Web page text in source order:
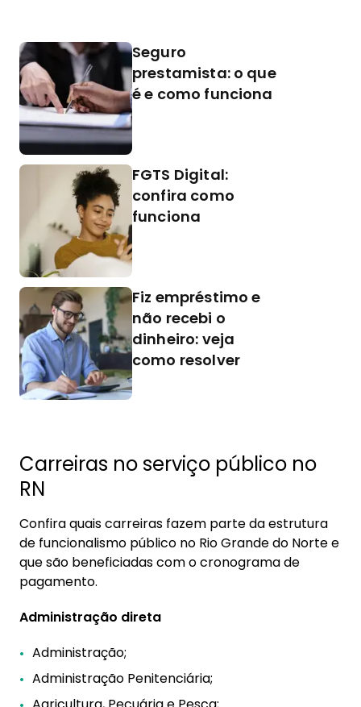
Seguro
prestamista: o que
é e como funciona
FGTS Digital:
confira como
funciona
Fiz empréstimo e
não recebi o
dinheiro: veja
como resolver
Carreiras no serviço público no
RN
Confira quais carreiras fazem parte da estrutura
de funcionalismo público no Rio Grande do Norte e
que são beneficiadas com o cronograma de
pagamento.
Administração direta
Administração;
Administração Penitenciária;